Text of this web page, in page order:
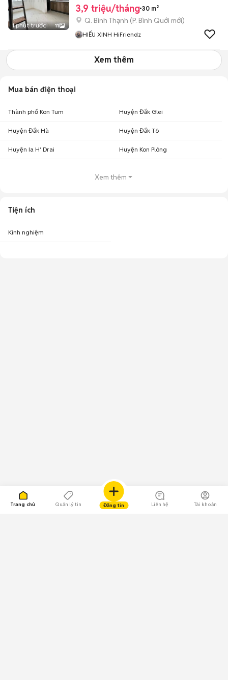
Trang chủ Quản lý tin Đăng tin Liên hệ Tài khoản
1 phút trước 11
3,9 triệu/tháng 30 m²
Q. Bình Thạnh (P. Bình Quới mới)
HIẾU XINH HiFriendz
Xem thêm
Mua bán điện thoại
Thành phố Kon Tum Huyện Đắk Glei
Huyện Đắk Hà Huyện Đắk Tô
Huyện Ia H' Drai Huyện Kon Plông
Xem thêm
Tiện ích
Kinh nghiệm